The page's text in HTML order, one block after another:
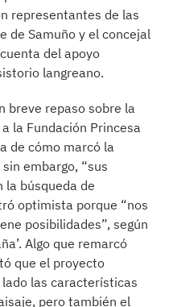
representantes de las
de Samuño y el concejal
del apoyo
langreano.
breve repaso sobre la
la Fundación Princesa
de cómo marcó la
embargo, “sus
la búsqueda de
optimista porque “nos
posibilidades”, según
Algo que remarcó
que el proyecto
las características
pero también el